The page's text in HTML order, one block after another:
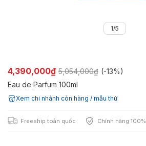
1/5
4,390,000₫ 5,054,000₫ (-13%)
Eau de Parfum 100ml
Xem chi nhánh còn hàng / mẫu thử
Freeship toàn quốc Chính hãng 100%